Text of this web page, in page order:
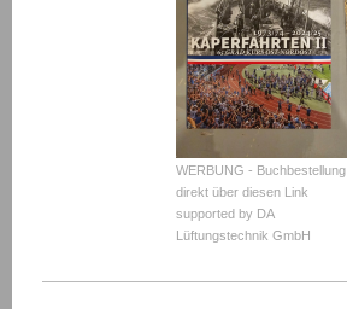
WERBUNG - Buchbestellung
direkt über diesen Link
supported by DA
Lüftungstechnik GmbH